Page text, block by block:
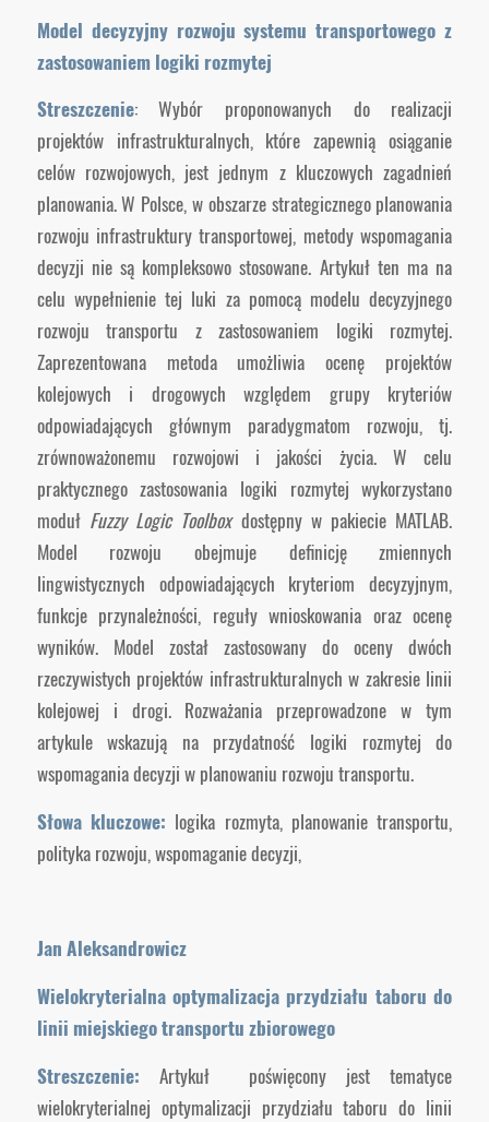
Model decyzyjny rozwoju systemu transportowego z
zastosowaniem logiki rozmytej
Streszczenie: Wybór proponowanych do realizacji
projektów infrastrukturalnych, które zapewnią osiąganie
celów rozwojowych, jest jednym z kluczowych zagadnień
planowania. W Polsce, w obszarze strategicznego planowania
rozwoju infrastruktury transportowej, metody wspomagania
decyzji nie są kompleksowo stosowane. Artykuł ten ma na
celu wypełnienie tej luki za pomocą modelu decyzyjnego
rozwoju transportu z zastosowaniem logiki rozmytej.
Zaprezentowana metoda umożliwia ocenę projektów
kolejowych i drogowych względem grupy kryteriów
odpowiadających głównym paradygmatom rozwoju, tj.
zrównoważonemu rozwojowi i jakości życia. W celu
praktycznego zastosowania logiki rozmytej wykorzystano
moduł Fuzzy Logic Toolboxdostępny w pakiecie MATLAB.
Model rozwoju obejmuje definicję zmiennych
lingwistycznych odpowiadających kryteriom decyzyjnym,
funkcje przynależności, reguły wnioskowania oraz ocenę
wyników. Model został zastosowany do oceny dwóch
rzeczywistych projektów infrastrukturalnych w zakresie linii
kolejowej i drogi. Rozważania przeprowadzone w tym
artykule wskazują na przydatność logiki rozmytej do
wspomagania decyzji w planowaniu rozwoju transportu.
Słowa kluczowe: logika rozmyta, planowanie transportu,
polityka rozwoju, wspomaganie decyzji,
Jan Aleksandrowicz
Wielokryterialna optymalizacja przydziału taboru do
linii miejskiego transportu zbiorowego
Streszczenie: Artykuł poświęcony jest tematyce
wielokryterialnej optymalizacji przydziału taboru do linii